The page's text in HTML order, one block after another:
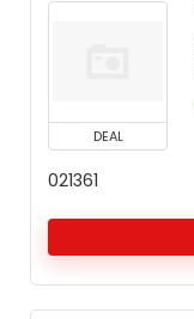
DEAL
021361